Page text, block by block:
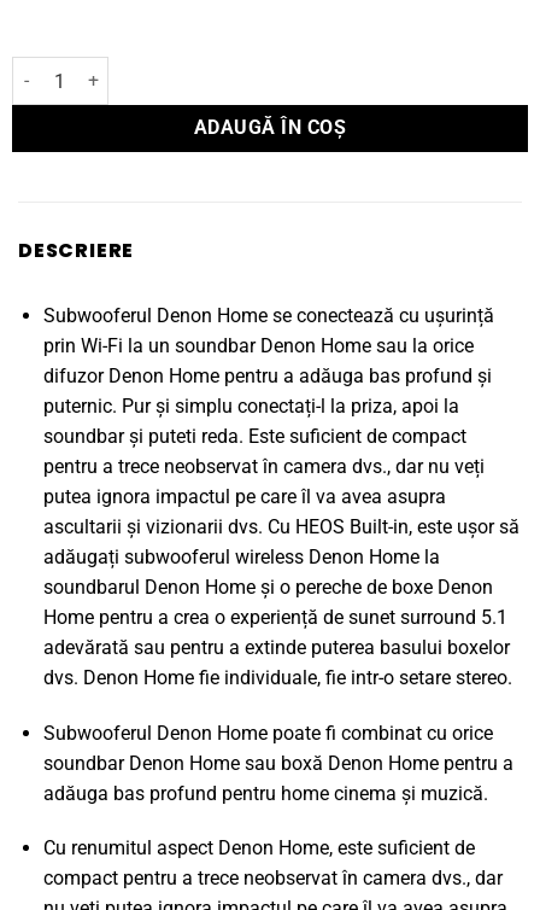
Cantitate Subwoofer DENON HOME SUBWOOFER
ADAUGĂ ÎN COȘ
DESCRIERE
Subwooferul Denon Home se conectează cu ușurință
prin Wi-Fi la un soundbar Denon Home sau la orice
difuzor Denon Home pentru a adăuga bas profund și
puternic. Pur și simplu conectați-l la priza, apoi la
soundbar și puteti reda. Este suficient de compact
pentru a trece neobservat în camera dvs., dar nu veți
putea ignora impactul pe care îl va avea asupra
ascultarii și vizionarii dvs. Cu HEOS Built-in, este ușor să
adăugați subwooferul wireless Denon Home la
soundbarul Denon Home și o pereche de boxe Denon
Home pentru a crea o experiență de sunet surround 5.1
adevărată sau pentru a extinde puterea basului boxelor
dvs. Denon Home fie individuale, fie intr-o setare stereo.
Subwooferul Denon Home poate fi combinat cu orice
soundbar Denon Home sau boxă Denon Home pentru a
adăuga bas profund pentru home cinema și muzică.
Cu renumitul aspect Denon Home, este suficient de
compact pentru a trece neobservat în camera dvs., dar